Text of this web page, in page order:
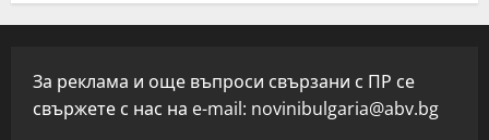
За реклама и още въпроси свързани с ПР се
свържете с нас на e-mail: novinibulgaria@abv.bg